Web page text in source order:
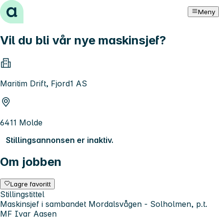
Hopp til innhold Meny
Vil du bli vår nye maskinsjef?
Maritim Drift, Fjord1 AS
6411 Molde
Stillingsannonsen er inaktiv.
Om jobben
Lagre favoritt
Stillingstittel
Maskinsjef i sambandet Mordalsvågen - Solholmen, p.t.
MF Ivar Aasen